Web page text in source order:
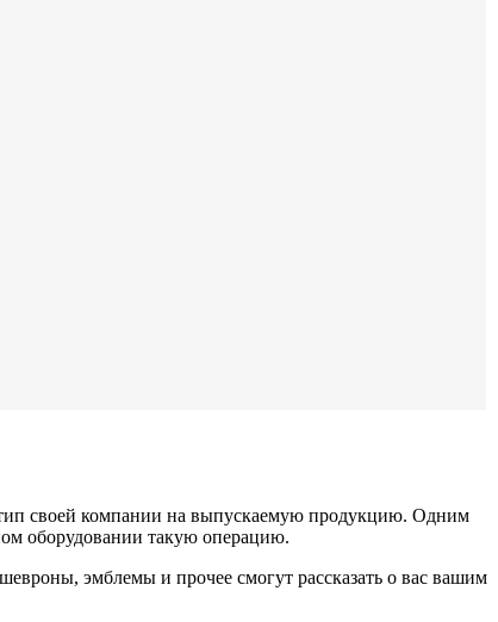
своей компании на выпускаемую продукцию. Одним
оборудовании такую операцию.
эмблемы и прочее смогут рассказать о вас вашим